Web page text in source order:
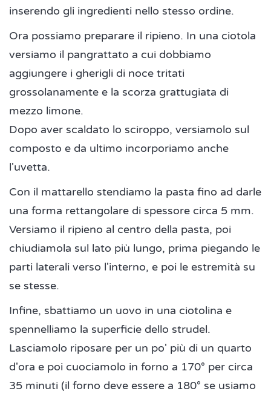
inserendo gli ingredienti nello stesso ordine.
Ora possiamo preparare il ripieno. In una ciotola
versiamo il pangrattato a cui dobbiamo
aggiungere i gherigli di noce tritati
grossolanamente e la scorza grattugiata di
mezzo limone.
Dopo aver scaldato lo sciroppo, versiamolo sul
composto e da ultimo incorporiamo anche
l'uvetta.
Con il mattarello stendiamo la pasta fino ad darle
una forma rettangolare di spessore circa 5 mm.
Versiamo il ripieno al centro della pasta, poi
chiudiamola sul lato più lungo, prima piegando le
parti laterali verso l'interno, e poi le estremità su
se stesse.
Infine, sbattiamo un uovo in una ciotolina e
spennelliamo la superficie dello strudel.
Lasciamolo riposare per un po' più di un quarto
d'ora e poi cuociamolo in forno a 170° per circa
35 minuti (il forno deve essere a 180° se usiamo